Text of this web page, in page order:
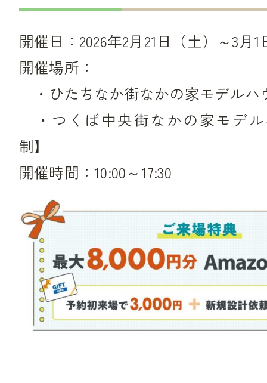
開催日：2026年2月21日（土）～3月
開催場所：
・ひたちなか街なかの家モデルハ
・つくば中央街なかの家モデ
制】
開催時間：10:00～17:30